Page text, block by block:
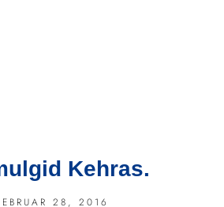
Kehras.
28, 2016